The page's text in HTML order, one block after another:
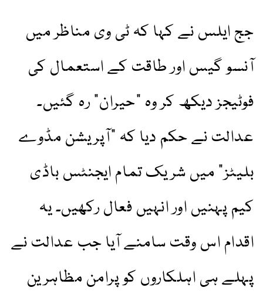
جج ایلس نے کہا کہ ٹی وی مناظر میں
آنسو گیس اور طاقت کے استعمال کی
فوٹیجز دیکھ کر وہ "حیران” رہ گئیں۔
عدالت نے حکم دیا کہ "آپریشن مڈوے
بلیٹز” میں شریک تمام ایجنٹس باڈی
کیم پہنیں اور انہیں فعال رکھیں۔ یہ
اقدام اس وقت سامنے آیا جب عدالت نے
پہلے ہی اہلکاروں کو پرامن مظاہرین